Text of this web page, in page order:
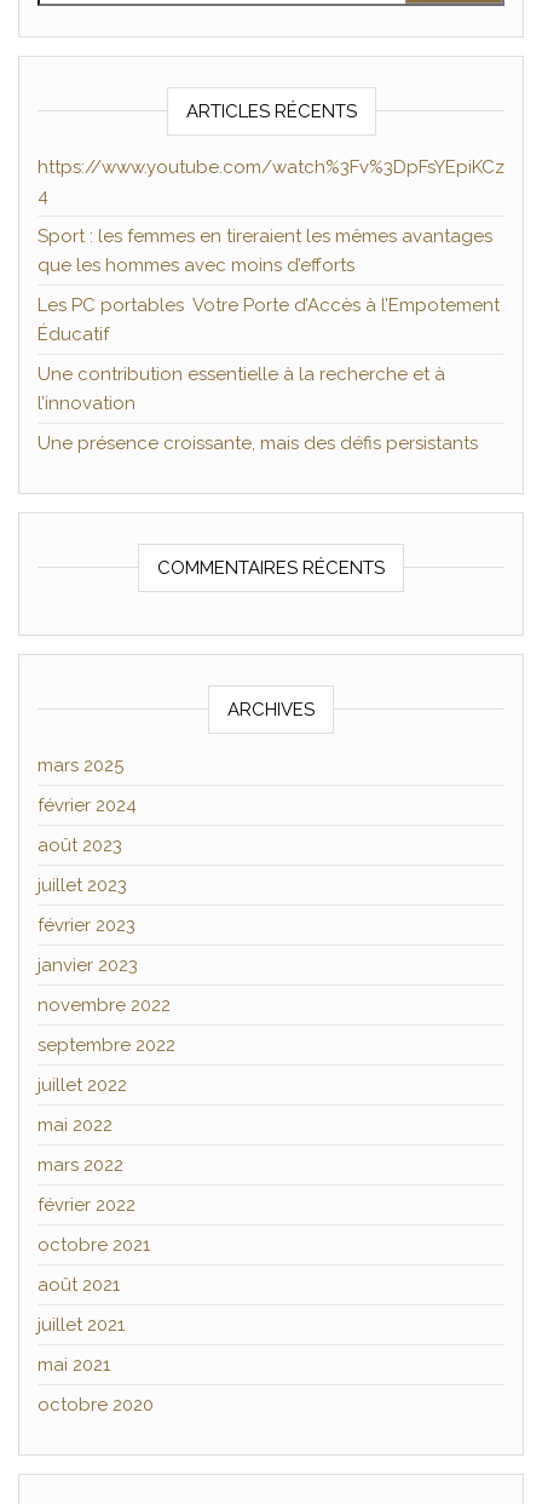
ARTICLES RÉCENTS
https://www.youtube.com/watch%3Fv%3DpFsYEpiKCz
4
Sport : les femmes en tireraient les mêmes avantages
que les hommes avec moins d’efforts
Les PC portables Votre Porte d’Accès à l’Empotement
Éducatif
Une contribution essentielle à la recherche et à
l’innovation
Une présence croissante, mais des défis persistants
COMMENTAIRES RÉCENTS
ARCHIVES
mars 2025
février 2024
août 2023
juillet 2023
février 2023
janvier 2023
novembre 2022
septembre 2022
juillet 2022
mai 2022
mars 2022
février 2022
octobre 2021
août 2021
juillet 2021
mai 2021
octobre 2020